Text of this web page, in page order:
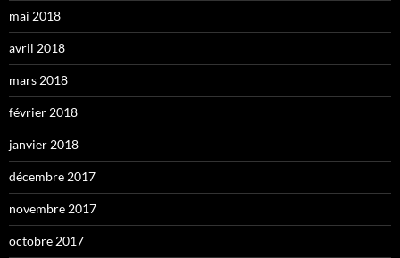
mai 2018
avril 2018
mars 2018
février 2018
janvier 2018
décembre 2017
novembre 2017
octobre 2017